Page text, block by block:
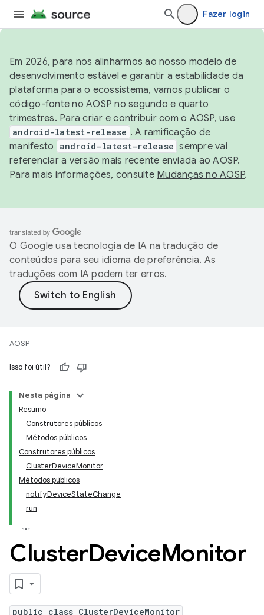
Fazer login
Em 2026, para nos alinharmos ao nosso modelo de
desenvolvimento estável e garantir a estabilidade da
plataforma para o ecossistema, vamos publicar o
código-fonte no AOSP no segundo e quarto
trimestres. Para criar e contribuir com o AOSP, use
android-latest-release . A ramificação de
manifesto
android-latest-release sempre vai
referenciar a versão mais recente enviada ao AOSP.
Para mais informações, consulte Mudanças no AOSP.
O Google usa tecnologia de IA na tradução de
conteúdos para seu idioma de preferência. As
traduções com IA podem ter erros.
AOSP
Isso foi útil?
Nesta página
Resumo
Construtores públicos
Métodos públicos
Construtores públicos
ClusterDeviceMonitor
Métodos públicos
notifyDeviceStateChange
run
ClusterDeviceMonitor
public class ClusterDeviceMonitor